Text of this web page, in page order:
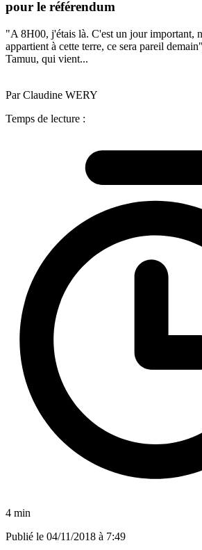
pour le référendum
"A 8H00, j'étais là. C'est un jour important,
appartient à cette terre, ce sera pareil
Tamuu, qui vient...
Par Claudine WERY
Temps de lecture :
4 min
Publié le 04/11/2018 à 7:49